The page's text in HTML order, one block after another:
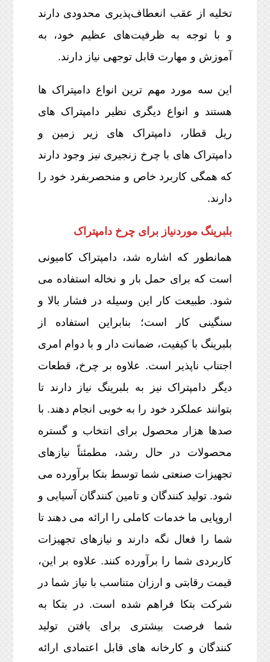
تخلیه از عقب انعطاف‌پذیری محدودی دارند
و با توجه به ظرفیت‌های عظیم خود، به
آموزش و مهارت قابل توجهی نیاز دارند.
این سه مورد مهم ترین انواع دامپتراک ها
هستند و انواع دیگری نظیر دامپتراک های
ریل قطار، دامپتراک های زیر زمین و
دامپتراک های با چرخ زنجیری نیز وجود دارند
که همگی کاربرد خاص و منحصربفرد خود را
دارند.
بلبرینگ موردنیاز برای چرخ دامپتراک
همانطور که اشاره شد، دامپتراک کامیونی
است که برای حمل بار و نخاله استفاده می
شود. طبیعت کار این وسیله در فشار بالا و
سنگینی کار است؛ بنابراین استفاده از
بلبرینگ با کیفیت، ضمانت دار و با دوام امری
اجتناب ناپذیر است. علاوه بر چرخ، قطعات
دیگر دامپتراک نیز به بلبرینگ نیاز دارند تا
بتوانند عملکرد خود را به خوبی انجام دهند. با
صدها هزار محصول برای انتخاب و گستره
محصولات در حال رشد، مطمئناً نیازهای
تجهیزات صنعتی شما توسط بتکا برآورده می
شود. تولید کنندگان و تامین کنندگان آسیایی و
اروپایی ما خدمات کاملی را ارائه می دهند تا
شما را فعال نگه دارند و نیازهای تجهیزات
کاربردی شما را برآورده کنند. علاوه بر این،
قیمت رقابتی و ارزان متناسب با نیاز شما در
شرکت بتکا فراهم شده است. در بتکا به
شما فرصت بیشتری برای یافتن تولید
کنندگان و کارخانه های قابل اعتمادی ارائه